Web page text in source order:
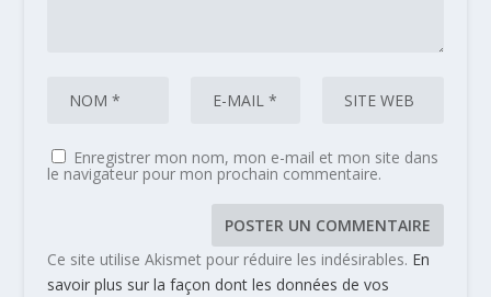
Enregistrer mon nom, mon e-mail et mon site dans
le navigateur pour mon prochain commentaire.
Ce site utilise Akismet pour réduire les indésirables. En
savoir plus sur la façon dont les données de vos